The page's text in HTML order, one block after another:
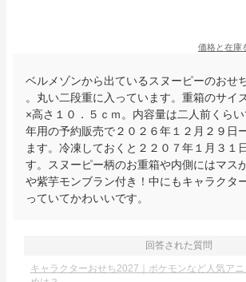
価格と在庫
ベルメゾンから出ているスヌーピーのおせ
。丸い二段重に入っています。重箱のサイ
×高さ１０．５ｃｍ。内容量は二人前くら
年用の予約販売で２０２６年１２月２９日
ます。冷凍しておくと２２０７年１月３１
す。スヌーピー柄のお重箱や内側にはマス
や紫芋モンブラン付き！中にもキャラクタ
っていてかわいいです。
回答された質問
キャラクターおせち2027｜ポケモンなど人気ア